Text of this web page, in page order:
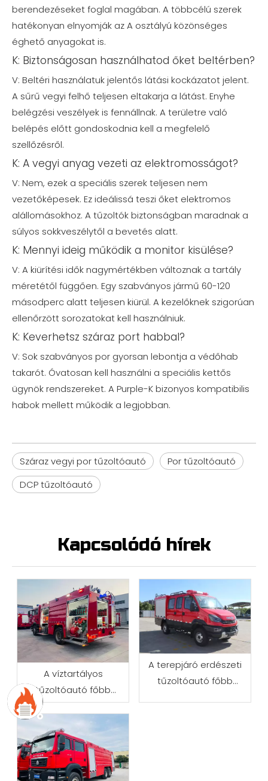
berendezéseket foglal magában. A többcélú szerek
hatékonyan elnyomják az A osztályú közönséges
éghető anyagokat is.
K: Biztonságosan használhatod őket beltérben?
V: Beltéri használatuk jelentős látási kockázatot jelent.
A sűrű vegyi felhő teljesen eltakarja a látást. Enyhe
belégzési veszélyek is fennállnak. A területre való
belépés előtt gondoskodnia kell a megfelelő
szellőzésről.
K: A vegyi anyag vezeti az elektromosságot?
V: Nem, ezek a speciális szerek teljesen nem
vezetőképesek. Ez ideálissá teszi őket elektromos
alállomásokhoz. A tűzoltók biztonságban maradnak a
súlyos sokkveszélytől a bevetés alatt.
K: Mennyi ideig működik a monitor kisülése?
V: A kiürítési idők nagymértékben változnak a tartály
méretétől függően. Egy szabványos jármű 60-120
másodperc alatt teljesen kiürül. A kezelőknek szigorúan
ellenőrzött sorozatokat kell használniuk.
K: Keverhetsz száraz port habbal?
V: Sok szabványos por gyorsan lebontja a védőhab
takarót. Óvatosan kell használni a speciális kettős
ügynök rendszereket. A Purple-K bizonyos kompatibilis
habok mellett működik a legjobban.
Száraz vegyi por tűzoltóautó
Por tűzoltóautó
DCP tűzoltóautó
Kapcsolódó hírek
A víztartályos
tűzoltóautó főbb
jellemzői
A terepjáró erdészeti
tűzoltóautó főbb